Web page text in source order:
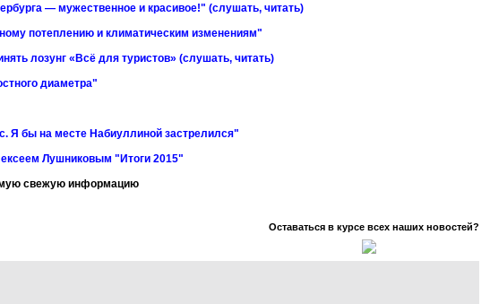
— мужественное и красивое!" (слушать, читать)
потеплению и климатическим изменениям"
лозунг «Всё для туристов» (слушать, читать)
диаметра"
Я бы на месте Набиуллиной застрелился"
Лушниковым "Итоги 2015"
свежую информацию
Оставаться в курсе всех наших новостей?